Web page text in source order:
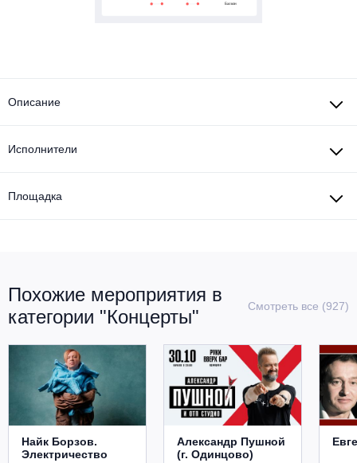
Описание
Исполнители
Площадка
Похожие мероприятия в
категории "Концерты"
Смотреть все (927)
Найк Борзов.
Электричество
Александр Пушной
(г. Одинцово)